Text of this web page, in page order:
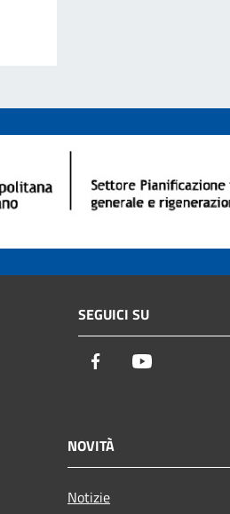
SEGUICI SU
Facebook
NOVITÀ
Notizie